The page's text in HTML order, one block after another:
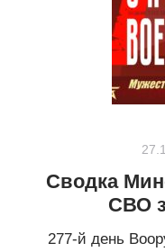
Сводка
СВО
277-й день